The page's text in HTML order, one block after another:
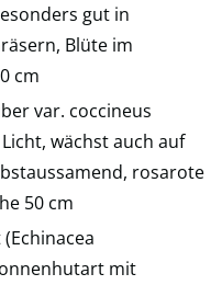
gut in
Blüte im
cm
var. coccineus
wächst auch auf
rosarote
50 cm
mit